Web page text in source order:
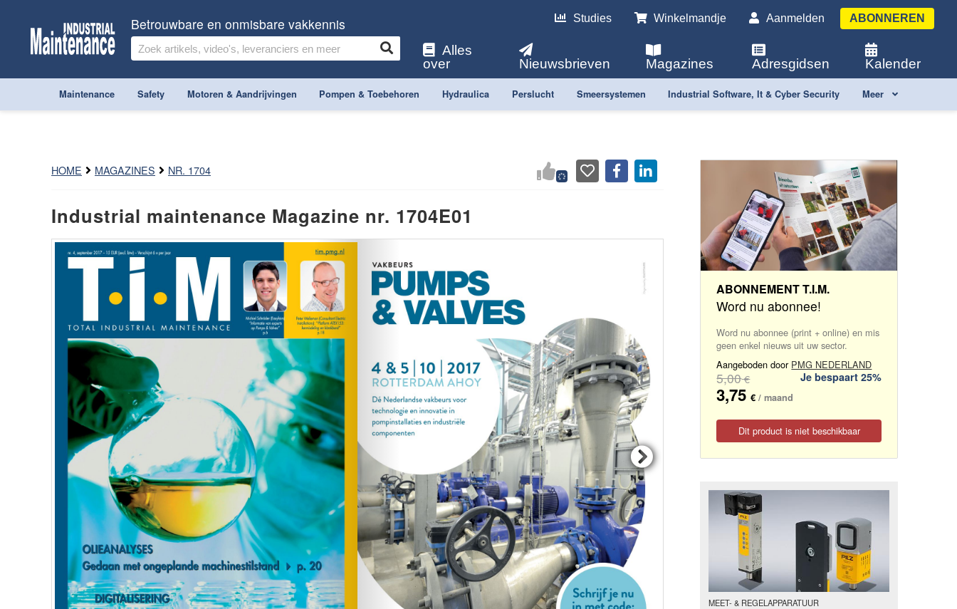
Betrouwbare en onmisbare vakkennis Studies Winkelmandje Aanmelden ABONNEREN
Alles
over
Nieuwsbrieven Magazines Adresgidsen Kalender
Maintenance Safety Motoren & Aandrijvingen Pompen & Toebehoren Hydraulica Perslucht Smeersystemen Industrial Software, It & Cyber Security Meer
HOME MAGAZINES NR. 1704
Industrial maintenance Magazine nr. 1704E01
ABONNEMENT T.I.M.
Word nu abonnee!
Word nu abonnee (print + online) en mis
geen enkel nieuws uit uw sector.
Aangeboden door PMG NEDERLAND
5,00€ Je bespaart 25%
3,75€ / maand
Dit product is niet beschikbaar
MEET- & REGELAPPARATUUR